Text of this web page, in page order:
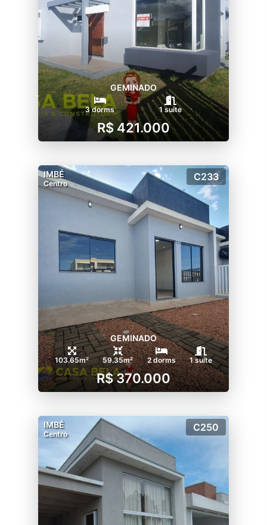
GEMINADO
3 dorms 1 suíte
R$ 421.000
IMBÉ
Centro
C233
GEMINADO
103.65m² 59.35m² 2 dorms 1 suíte
R$ 370.000
IMBÉ
Centro
C250